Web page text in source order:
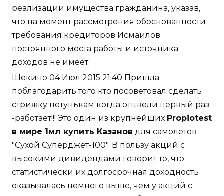
реализации имущества гражданина, указав,
что на момент рассмотрения обоснованности
требования кредиторов Исмаилов
постоянного места работы и источника
доходов не имеет.
Щекино 04 Июл 2015 21:40 Пришла
поблагодарить того кто посоветовал сделать
стрижку петунькам когда отцвели первый раз
-работает!!! Это один из крупнейших Propiotest
в мире 1мл купить Казанов для самолетов
"Сухой Суперджет-100". В пользу акций с
высокими дивидендами говорит то, что
статистически их долгосрочная доходность
оказывалась немного выше, чем у акций с